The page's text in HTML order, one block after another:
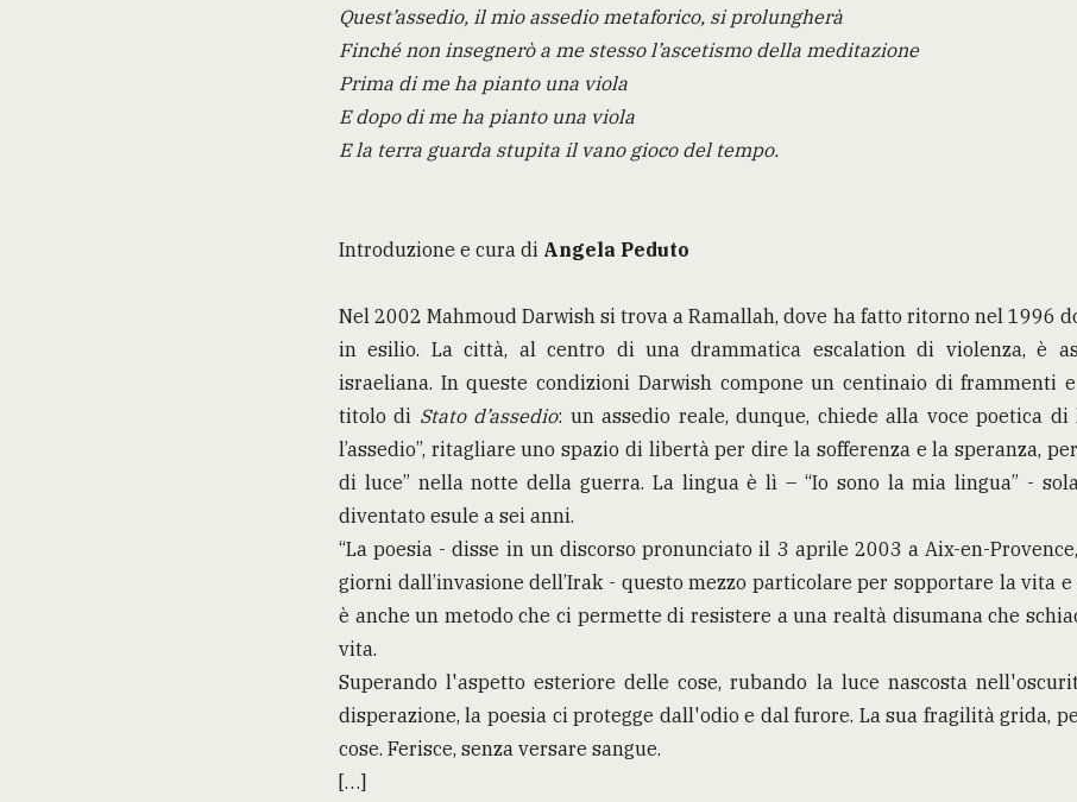
Quest’assedio, il mio assedio metaforico, si prolungherà
Finché non insegnerò a me stesso l’ascetismo della meditazione
Prima di me ha pianto una viola
E dopo di me ha pianto una viola
E la terra guarda stupita il vano gioco del tempo.
Introduzione e cura di Angela Peduto
Nel 2002 Mahmoud Darwish si trova a Ramallah, dove ha fatto ritorno nel 1996
in esilio. La città, al centro di una drammatica escalation di violenza, è
israeliana. In queste condizioni Darwish compone un centinaio di frammenti
titolo di Stato d’assedio: un assedio reale, dunque, chiede alla voce poetica di
l’assedio”, ritagliare uno spazio di libertà per dire la sofferenza e la speranza,
di luce” nella notte della guerra. La lingua è lì – “Io sono la mia lingua” -
diventato esule a sei anni.
“La poesia - disse in un discorso pronunciato il 3 aprile 2003 a Aix-en-
giorni dall’invasione dell’Irak - questo mezzo particolare per sopportare la vita
è anche un metodo che ci permette di resistere a una realtà disumana che
vita.
Superando l'aspetto esteriore delle cose, rubando la luce nascosta
disperazione, la poesia ci protegge dall'odio e dal furore. La sua fragilità grida,
cose. Ferisce, senza versare sangue.
[…]